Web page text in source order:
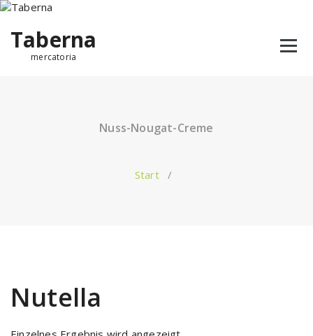
Taberna
mercatoria
Nuss-Nougat-Creme
Start/
Nutella